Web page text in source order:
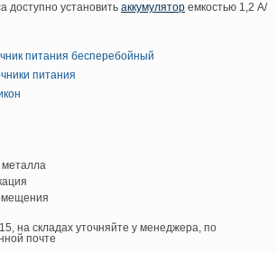
доступно установить аккумулятор емкостью 1,2 А/
питания бесперебойный
питания
металла
на складах уточняйте у менеджера, по
почте